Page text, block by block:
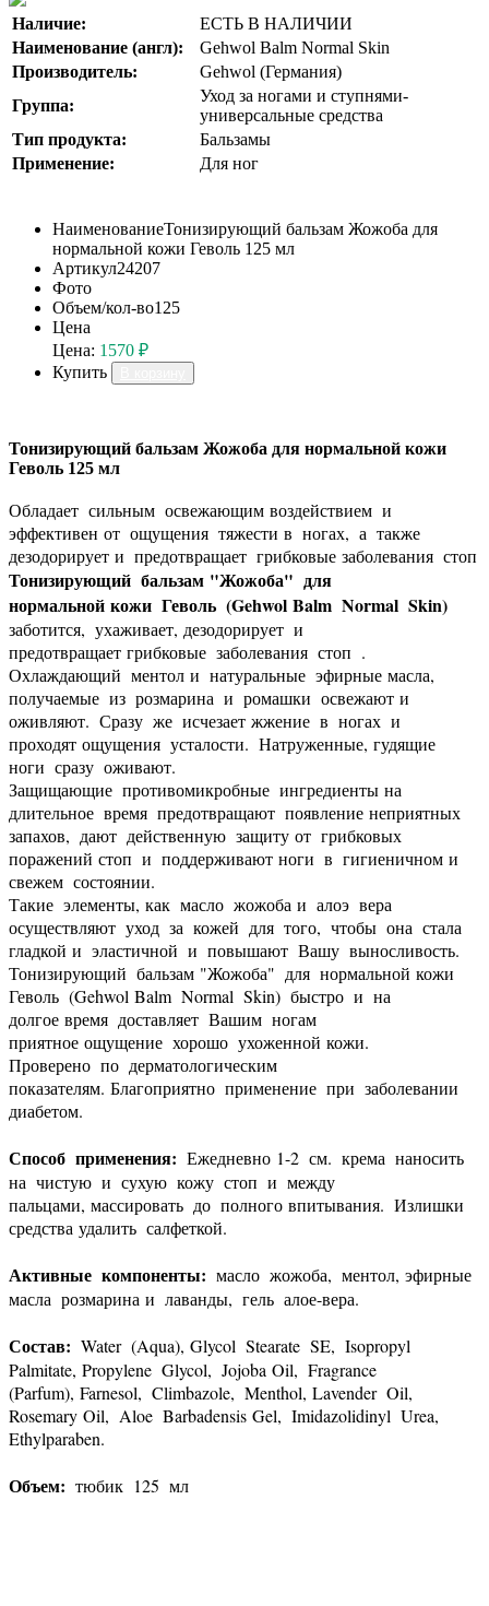
Наличие:
ЕСТЬ В НАЛИЧИИ
Наименование (англ):
Gehwol Balm Normal Skin
Производитель:
Gehwol (Германия)
Группа:
Уход за ногами и ступнями-
универсальные средства
Тип продукта:
Бальзамы
Применение:
Для ног
НаименованиеТонизирующий бальзам Жожоба для
нормальной кожи Геволь 125 мл
Артикул24207
Фото
Объем/кол-во125
Цена
Цена: 1570 ₽
Купить
Тонизирующий бальзам Жожоба для нормальной кожи
Геволь 125 мл
Обладает сильным освежающим воздействием и
эффективен от ощущения тяжести в ногах, а также
дезодорирует и предотвращает грибковые заболевания стоп
Тонизирующий бальзам "Жожоба" для
нормальной кожи Геволь (Gehwol Balm Normal Skin)
заботится, ухаживает, дезодорирует и
предотвращает грибковые заболевания стоп .
Охлаждающий ментол и натуральные эфирные масла,
получаемые из розмарина и ромашки освежают и
оживляют. Сразу же исчезает жжение в ногах и
проходят ощущения усталости. Натруженные, гудящие
ноги сразу оживают.
Защищающие противомикробные ингредиенты на
длительное время предотвращают появление неприятных
запахов, дают действенную защиту от грибковых
поражений стоп и поддерживают ноги в гигиеничном и
свежем состоянии.
Такие элементы, как масло жожоба и алоэ вера
осуществляют уход за кожей для того, чтобы она стала
гладкой и эластичной и повышают Вашу выносливость.
Тонизирующий бальзам "Жожоба" для нормальной кожи
Геволь (Gehwol Balm Normal Skin) быстро и на
долгое время доставляет Вашим ногам
приятное ощущение хорошо ухоженной кожи.
Проверено по дерматологическим
показателям. Благоприятно применение при заболевании
диабетом.
Способ применения: Ежедневно 1-2 см. крема наносить
на чистую и сухую кожу стоп и между
пальцами, массировать до полного впитывания. Излишки
средства удалить салфеткой.
Активные компоненты: масло жожоба, ментол, эфирные
масла розмарина и лаванды, гель алое-вера.
Состав: Water (Aqua), Glycol Stearate SE, Isopropyl
Palmitate, Propylene Glycol, Jojoba Oil, Fragrance
(Parfum), Farnesol, Climbazole, Menthol, Lavender Oil,
Rosemary Oil, Aloe Barbadensis Gel, Imidazolidinyl Urea,
Ethylparaben.
Объем: тюбик 125 мл